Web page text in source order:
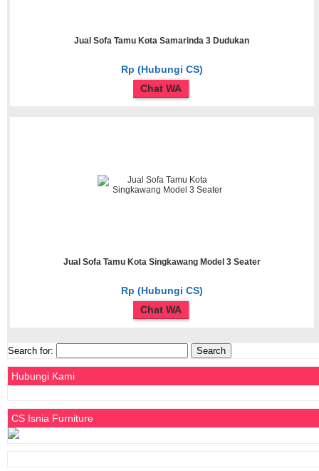
Jual Sofa Tamu Kota Samarinda 3 Dudukan
Rp (Hubungi CS)
Chat WA
Jual Sofa Tamu Kota Singkawang Model 3 Seater
Rp (Hubungi CS)
Chat WA
Search for:
Hubungi Kami
CS Isnia Furniture